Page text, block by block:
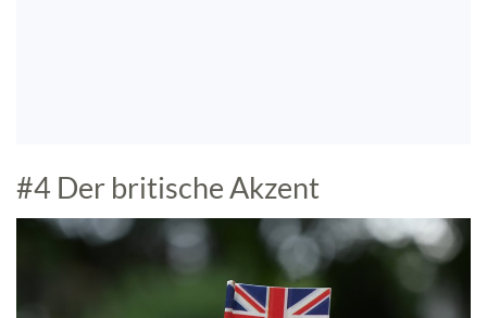
#4 Der britische Akzent